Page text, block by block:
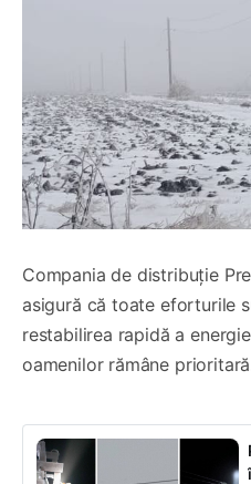
Compania de distribuție
asigură că toate eforturile
restabilirea rapidă a
oamenilor rămâne